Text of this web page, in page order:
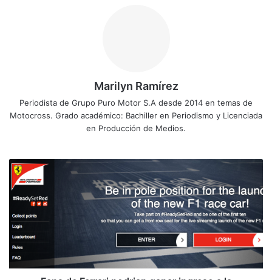
Marilyn Ramírez
Periodista de Grupo Puro Motor S.A desde 2014 en temas de
Motocross. Grado académico: Bachiller en Periodismo y Licenciada
en Producción de Medios.
F
n
s
d
e
F
e
r